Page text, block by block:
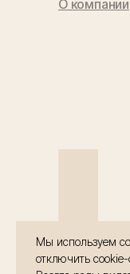
О компании
Мы используем
отключить